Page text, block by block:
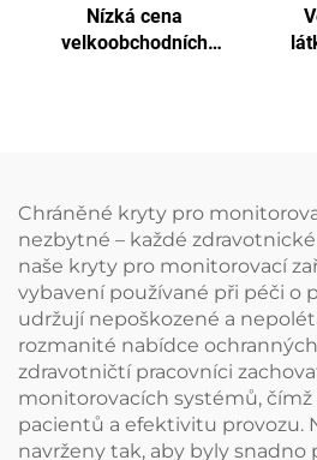
Nízká cena
velkoobchodních
Chráněné kryty pro
nezbytné – každé
naše kryty pro monitorovací
vybavení používané při péči o
udržují nepoškozené a
rozmanité nabídce
zdravotničtí pracovníci
monitorovacích systémů,
pacientů a efektivitu provozu.
navrženy tak, aby byly snadno